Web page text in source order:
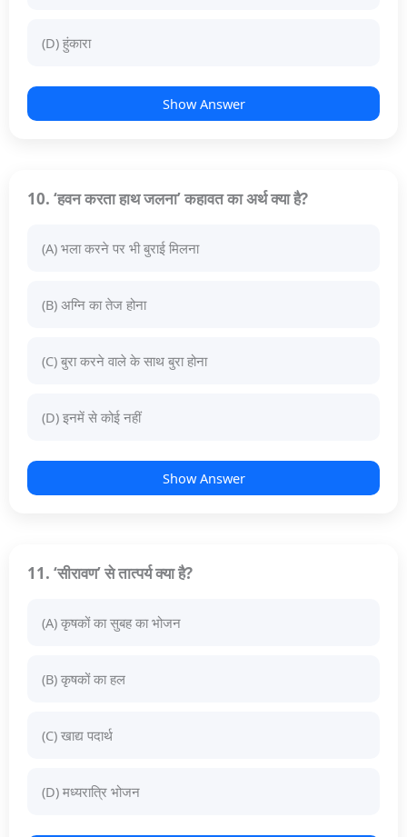
(D) हुंकारा
Show Answer
10. ‘हवन करता हाथ जलना’ कहावत का अर्थ क्या है?
(A) भला करने पर भी बुराई मिलना
(B) अग्नि का तेज होना
(C) बुरा करने वाले के साथ बुरा होना
(D) इनमें से कोई नहीं
Show Answer
11. ‘सीरावण’ से तात्पर्य क्या है?
(A) कृषकों का सुबह का भोजन
(B) कृषकों का हल
(C) खाद्य पदार्थ
(D) मध्यरात्रि भोजन